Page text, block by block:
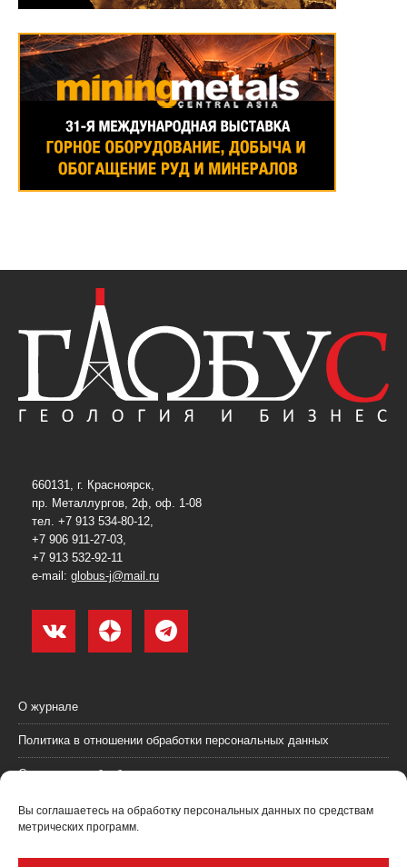
Вы соглашаетесь на обработку персональных данных по средствам
метрических программ.
660131, г. Красноярск,
пр. Металлургов, 2ф, оф. 1-08
тел. +7 913 534-80-12,
+7 906 911-27-03,
+7 913 532-92-11
e-mail: globus-j@mail.ru
О журнале
Политика в отношении обработки персональных данных
Согласие на обработку персональных данных
Пользовательское соглашение (оферта)